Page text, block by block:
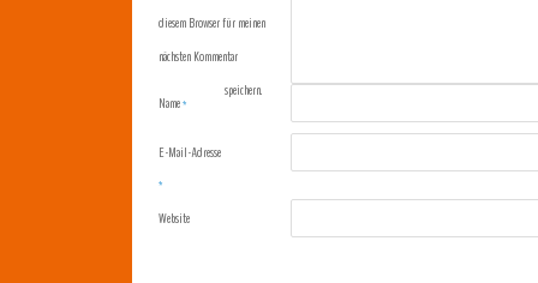
Name*
E-Mail-Adresse
*
Website
diesem Browser für meinen
nächsten Kommentar
speichern.